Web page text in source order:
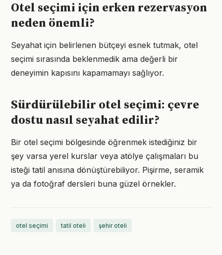
Otel seçimi için erken rezervasyon
neden önemli?
Seyahat için belirlenen bütçeyi esnek tutmak, otel
seçimi sırasında beklenmedik ama değerli bir
deneyimin kapısını kapamamayı sağlıyor.
Sürdürülebilir otel seçimi: çevre
dostu nasıl seyahat edilir?
Bir otel seçimi bölgesinde öğrenmek istediğiniz bir
şey varsa yerel kurslar veya atölye çalışmaları bu
isteği tatil anısına dönüştürebiliyor. Pişirme, seramik
ya da fotoğraf dersleri buna güzel örnekler.
otel seçimi tatil oteli şehir oteli